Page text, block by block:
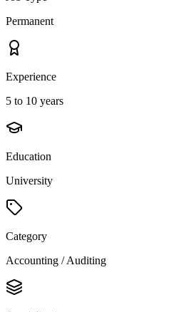
Permanent
Experience
5 to 10 years
Education
University
Category
Accounting / Auditing